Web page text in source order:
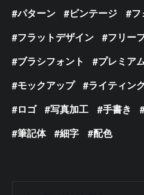
パターン
ビンテージ
フ
フラットデザイン
フリー
ブラシフォント
プレミア
モックアップ
ライティン
ロゴ
写真加工 手書き
筆記体
細字 配色